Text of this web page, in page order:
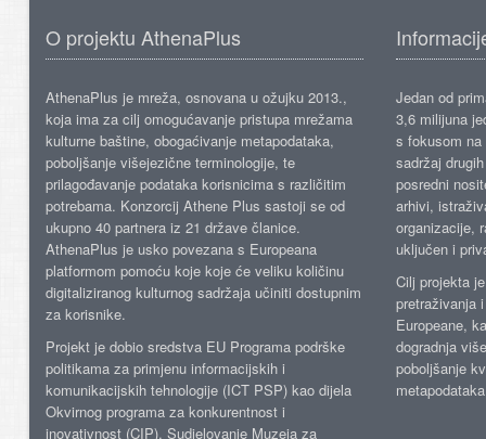
O projektu AthenaPlus
AthenaPlus je mreža, osnovana u ožujku 2013.,
koja ima za cilj omogućavanje pristupa mrežama
kulturne baštine, obogaćivanje metapodataka,
poboljšanje višejezične terminologije, te
prilagođavanje podataka korisnicima s različitim
potrebama. Konzorcij Athene Plus sastoji se od
ukupno 40 partnera iz 21 države članice.
AthenaPlus je usko povezana s Europeana
platformom pomoću koje koje će veliku količinu
digitaliziranog kulturnog sadržaja učiniti dostupnim
za korisnike.
Projekt je dobio sredstva EU Programa podrške
politikama za primjenu informacijskih i
komunikacijskih tehnologije (ICT PSP) kao dijela
Okvirnog programa za konkurentnost i
inovativnost (CIP). Sudjelovanje Muzeja za
Jedan od
3,6 milijuna
s fokusom
sadržaj
posredni
arhivi,
organizacije,
uključen i
Cilj projekta
pretraživanja
Europeane,
dogradnja
poboljšanje